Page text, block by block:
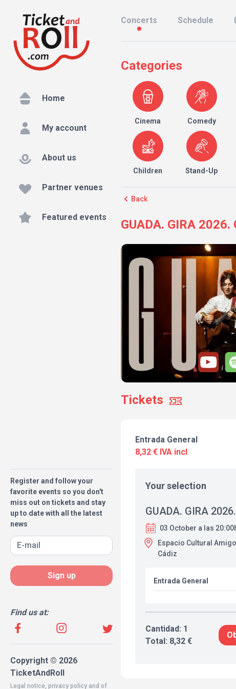
Home
My account
About us
Partner venues
Featured events
Register and follow your
favorite events so you don't
miss out on tickets and stay
up to date with all the latest
news
Sign up
Find us at:
Copyright © 2026
TicketAndRoll
Legal notice, privacy policy and of
Concerts Schedule
Categories
Cinema Comedy
Children Stand-Up
Back
GUADA. GIRA
Tickets
Entrada General
8,32 € IVA incl
Your selection
GUADA. GIRA
03 October a las
Espacio Cultural
Cádiz
Entrada General
Cantidad: 1
Total: 8,32 €